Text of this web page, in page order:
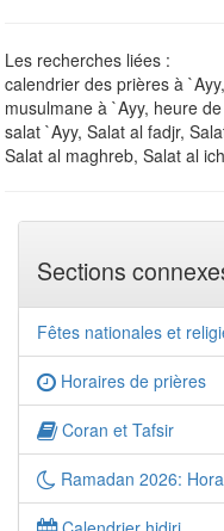
Les recherches liées :
calendrier des prières à
musulmane à `Ayy, heure
salat `Ayy, Salat al fadjr,
Salat al maghreb, Salat al
Sections
Fêtes nationales et
Horaires de prières
Coran et Tafsir
Ramadan 2026: